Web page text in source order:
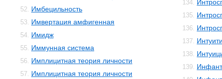
52. Имбецильность
53. Имвертация амфигенная
54. Имидж
55. Иммунная система
56. Имплицитная теория личности
57. Имплицитная теория личности
134.
135.
136.
137.
138.
139.